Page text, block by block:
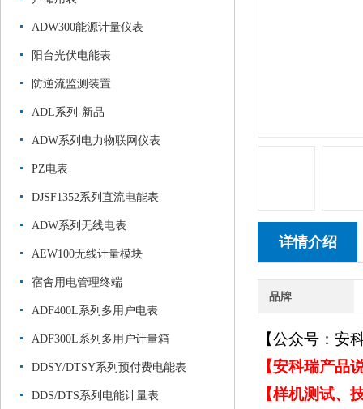
ADW300能源计量仪表
阳台光伏电能表
防逆流监测装置
ADL系列-新品
ADW系列电力物联网仪表
PZ电表
DJSF1352系列直流电能表
ADW系列无线电表
AEW100无线计量模块
宿舍用电管理终端
ADF400L系列多用户电表
ADF300L系列多用户计量箱
DDSY/DTSY系列预付费电能表
DDS/DTS系列电能计量表
详情介绍
品牌
【公众号：安
【安科瑞产品
【样机测试、